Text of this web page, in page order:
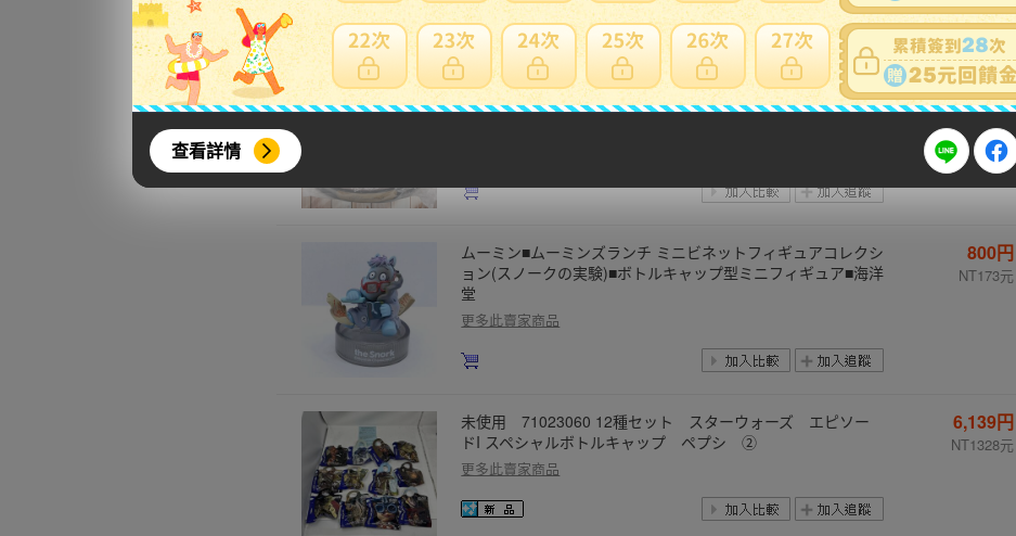
查看詳情
【ブラントン BLANTONS】ウィスキーキャップ 8個（B・L・
A・N・T・O・N:・S）/ キャップスタンド(キャップ台座) セ
69,800円
NT15104元
ムーミン■ムーミンズランチ ミニビネットフィギュアコレクシ
ョン(スノークの実験)■ボトルキャップ型ミニフィギュア■海洋
堂
更多此賣家商品
800円
NT173元
未使用 71023060 12種セット スターウォーズ エピソー
ドI スペシャルボトルキャップ ペプシ ②
更多此賣家商品
6,139円
NT1328元